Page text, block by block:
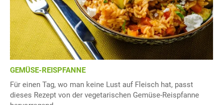
GEMÜSE-REISPFANNE
Für einen Tag, wo man keine Lust auf Fleisch hat, passt
dieses Rezept von der vegetarischen Gemüse-Reispfanne